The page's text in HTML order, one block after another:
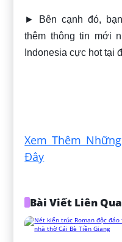
► Bên cạnh đó,
thêm thông tin mới
Indonesia cực hot tại
Xem Thêm
Đây
Bài Viết Liên